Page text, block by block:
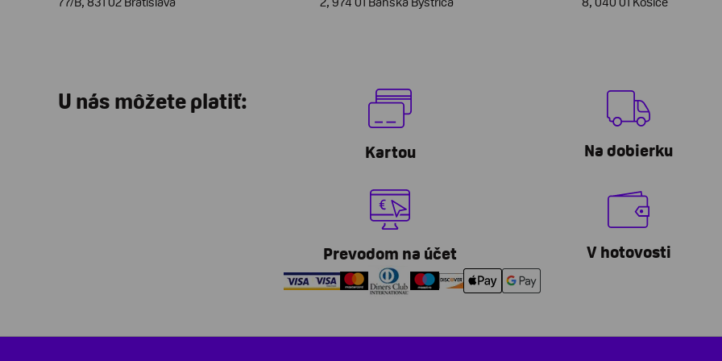
U nás môžete platiť:
Kartou Na dobierku
Prevodom na účet V hotovosti